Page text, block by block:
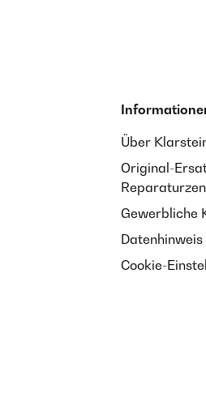
Über
Original-
Gewerbliche
Datenhinweis
Cookie-